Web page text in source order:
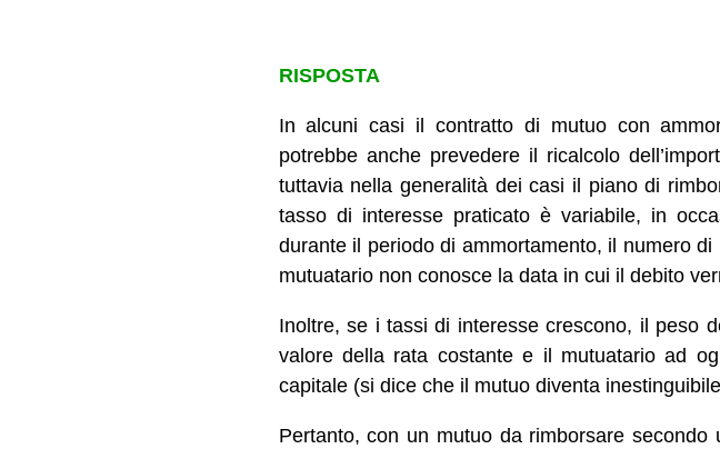
RISPOSTA
In alcuni casi il contratto di mutuo con
potrebbe anche prevedere il ricalcolo
tuttavia nella generalità dei casi il piano di
tasso di interesse praticato è variabile, in
durante il periodo di ammortamento, il numero
mutuatario non conosce la data in cui il debito
Inoltre, se i tassi di interesse crescono, il peso
valore della rata costante e il mutuatario ad
capitale (si dice che il mutuo diventa
Pertanto, con un mutuo da rimborsare